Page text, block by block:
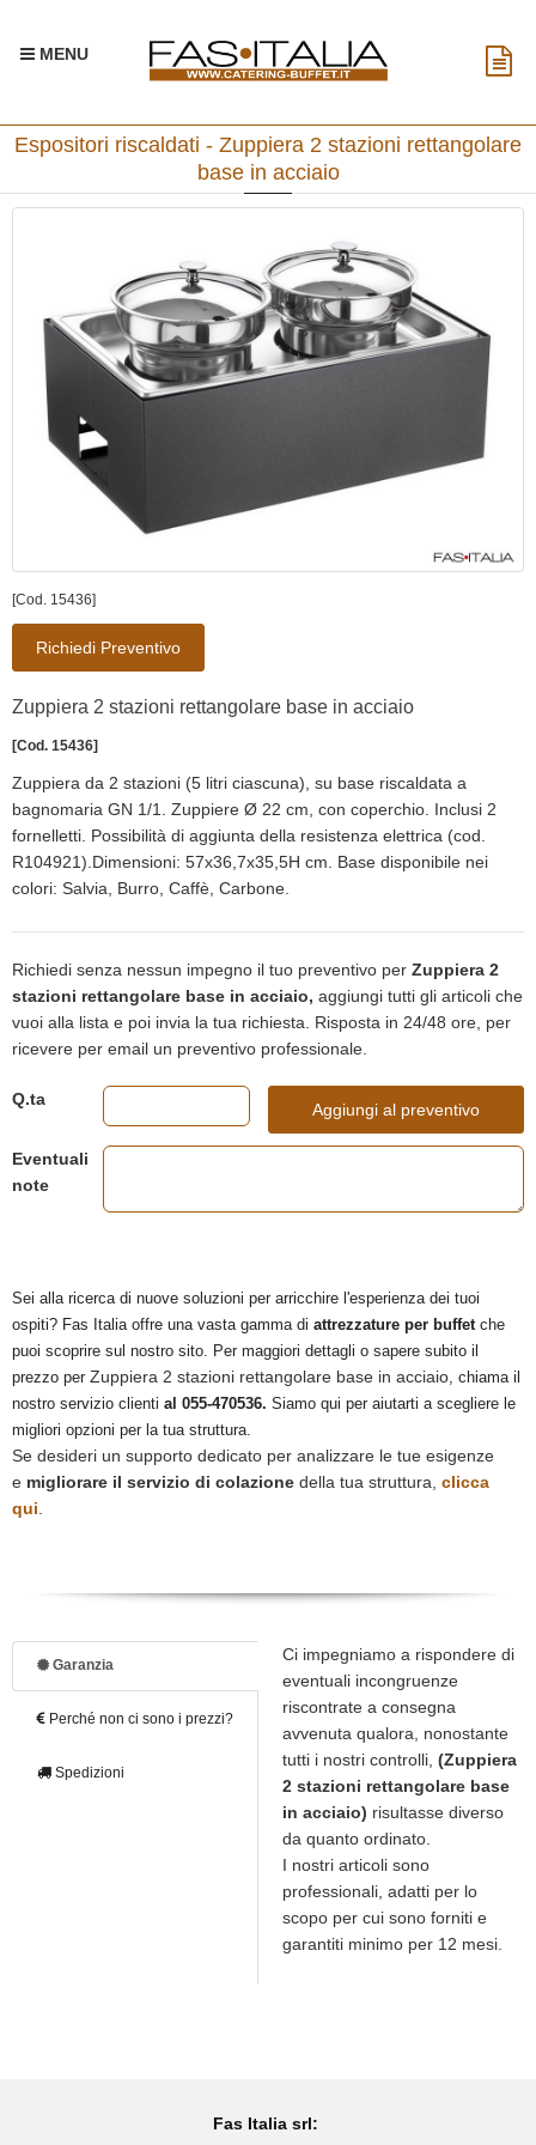
MENU
Espositori riscaldati - Zuppiera 2 stazioni rettangolare
base in acciaio
[Cod. 15436]
Richiedi Preventivo
Zuppiera 2 stazioni rettangolare base in acciaio
[Cod. 15436]
Zuppiera da 2 stazioni (5 litri ciascuna), su base riscaldata a
bagnomaria GN 1/1. Zuppiere Ø 22 cm, con coperchio. Inclusi 2
fornelletti. Possibilità di aggiunta della resistenza elettrica (cod.
R104921).Dimensioni: 57x36,7x35,5H cm. Base disponibile nei
colori: Salvia, Burro, Caffè, Carbone.
Richiedi senza nessun impegno il tuo preventivo per Zuppiera 2
stazioni rettangolare base in acciaio, aggiungi tutti gli articoli che
vuoi alla lista e poi invia la tua richiesta. Risposta in 24/48 ore, per
ricevere per email un preventivo professionale.
Q.ta
Aggiungi al preventivo
Eventuali
note
Sei alla ricerca di nuove soluzioni per arricchire l'esperienza dei tuoi
ospiti? Fas Italia offre una vasta gamma di attrezzature per buffetche
puoi scoprire sul nostro sito. Per maggiori dettagli o sapere subito il
prezzo per Zuppiera 2 stazioni rettangolare base in acciaio, chiama il
nostro servizio clienti al 055-470536. Siamo qui per aiutarti a scegliere le
migliori opzioni per la tua struttura.
Se desideri un supporto dedicato per analizzare le tue esigenze
e migliorare il servizio di colazione della tua struttura, clicca
qui.
Garanzia
Perché non ci sono i prezzi?
Spedizioni
Ci impegniamo a rispondere di
eventuali incongruenze
riscontrate a consegna
avvenuta qualora, nonostante
tutti i nostri controlli, (Zuppiera
2 stazioni rettangolare base
in acciaio) risultasse diverso
da quanto ordinato.
I nostri articoli sono
professionali, adatti per lo
scopo per cui sono forniti e
garantiti minimo per 12 mesi.
Fas Italia srl: